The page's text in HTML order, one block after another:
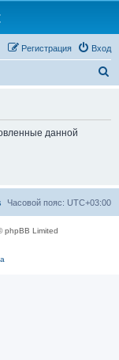
Вход
Регистрация
данной
Часовой пояс: UTC+03:00
phpBB Limited